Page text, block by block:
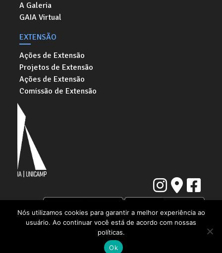
A Galeria
GAIA Virtual
EXTENSÃO
Ações de Extensão
Projetos de Extensão
Ações de Extensão
Comissão de Extensão
Instituto de Artes da Universidade Estadual de Campinas
Rua Elis Regina, 50. Cidade Universitária "Zeferino Vaz" | Barão Geraldo,
Campinas - SP | CEP: 13083-854
Nós utilizamos cookies para garantir a melhor experiência ao
usuário. Ao continuar você está de acordo com nossas
políticas.
Ok